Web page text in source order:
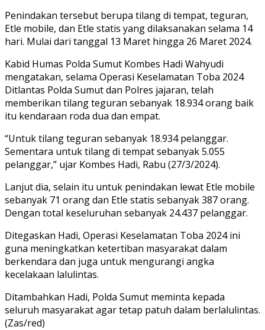
Penindakan tersebut berupa tilang di tempat, teguran,
Etle mobile, dan Etle statis yang dilaksanakan selama 14
hari. Mulai dari tanggal 13 Maret hingga 26 Maret 2024.
Kabid Humas Polda Sumut Kombes Hadi Wahyudi
mengatakan, selama Operasi Keselamatan Toba 2024
Ditlantas Polda Sumut dan Polres jajaran, telah
memberikan tilang teguran sebanyak 18.934 orang baik
itu kendaraan roda dua dan empat.
“Untuk tilang teguran sebanyak 18.934 pelanggar.
Sementara untuk tilang di tempat sebanyak 5.055
pelanggar,” ujar Kombes Hadi, Rabu (27/3/2024).
Lanjut dia, selain itu untuk penindakan lewat Etle mobile
sebanyak 71 orang dan Etle statis sebanyak 387 orang.
Dengan total keseluruhan sebanyak 24.437 pelanggar.
Ditegaskan Hadi, Operasi Keselamatan Toba 2024 ini
guna meningkatkan ketertiban masyarakat dalam
berkendara dan juga untuk mengurangi angka
kecelakaan lalulintas.
Ditambahkan Hadi, Polda Sumut meminta kepada
seluruh masyarakat agar tetap patuh dalam berlalulintas.
(Zas/red)